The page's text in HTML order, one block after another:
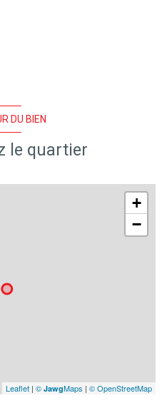
DU BIEN
le quartier
+
−
Leaflet | © JawgMaps | © OpenStreetMap